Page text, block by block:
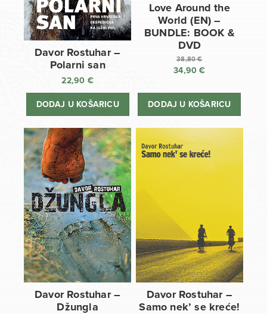
Davor Rostuhar –
Polarni san
22,90 €
DODAJ U KOŠARICU
Love Around the
World (EN) –
BUNDLE: BOOK &
DVD
38,80€
Izvorna
bila
34,90€
cijena
DODAJ U KOŠARICU
Davor Rostuhar –
Džungla
Davor Rostuhar –
Samo nek’ se kreće!